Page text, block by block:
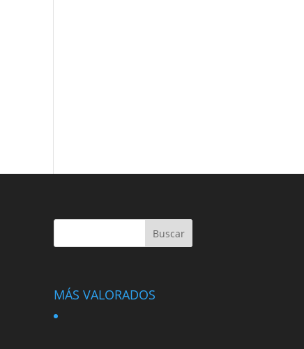
MÁS VALORADOS